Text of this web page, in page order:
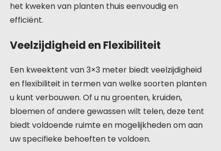
het kweken van planten thuis eenvoudig en
efficiënt.
Veelzijdigheid en Flexibiliteit
Een kweektent van 3×3 meter biedt veelzijdigheid
en flexibiliteit in termen van welke soorten planten
u kunt verbouwen. Of u nu groenten, kruiden,
bloemen of andere gewassen wilt telen, deze tent
biedt voldoende ruimte en mogelijkheden om aan
uw specifieke behoeften te voldoen.